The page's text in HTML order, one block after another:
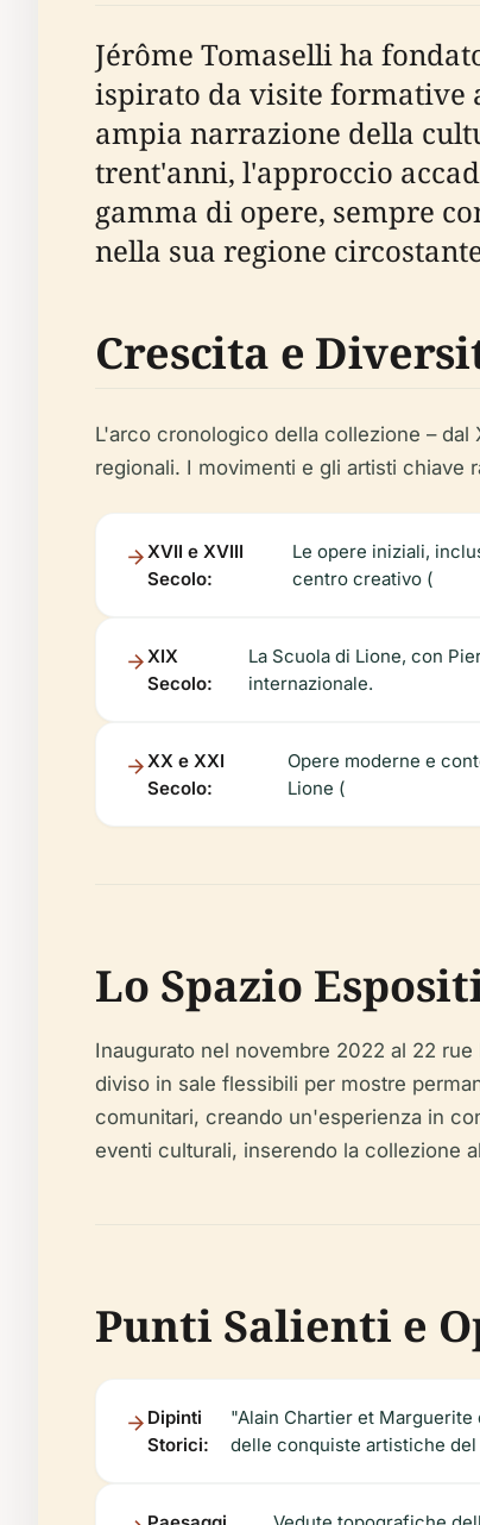
Jérôme Tomaselli ha
ispirato da visite formative
ampia narrazione della
trent'anni, l'approccio
gamma di opere, sempre
nella sua regione
Crescita e
L'arco cronologico della collezione –
regionali. I movimenti e gli artisti chiave
XVII e XVIII
Secolo:
Le opere iniziali,
centro creativo (
XIX
Secolo:
La Scuola di Lione, con
internazionale.
XX e XXI
Secolo:
Opere moderne e
Lione (
Lo Spazio
Inaugurato nel novembre 2022 al 22
diviso in sale flessibili per mostre
comunitari, creando un'esperienza in
eventi culturali, inserendo la collezione
Punti Salienti e
Dipinti
Storici:
"Alain Chartier et Marguerite
delle conquiste artistiche